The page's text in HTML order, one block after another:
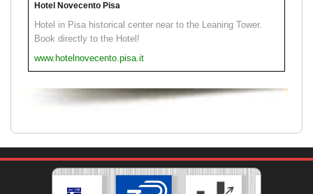
Hotel Novecento Pisa
Hotel in Pisa historical center near to the Leaning Tower.
Book directly to the Hotel!
www.hotelnovecento.pisa.it